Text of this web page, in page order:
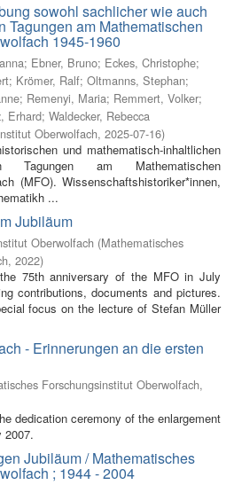
sowohl sachlicher wie auch
Tagungen am Mathematischen
1945-1960
; Ebner, Bruno; Eckes, Christophe;
; Krömer, Ralf; Oltmanns, Stephan;
; Remenyi, Maria; Remmert, Volker;
Erhard; Waldecker, Rebecca
Oberwolfach, 2025-07-16)
und mathematisch-inhaltlichen
Tagungen am Mathematischen
(MFO). Wissenschaftshistoriker*innen,
...
Jubiläum
Oberwolfach (Mathematisches
, 2022)
75th anniversary of the MFO in July
contributions, documents and pictures.
focus on the lecture of Stefan Müller
- Erinnerungen an die ersten
Forschungsinstitut Oberwolfach,
dedication ceremony of the enlargement
2007.
Jubiläum / Mathematisches
; 1944 - 2004